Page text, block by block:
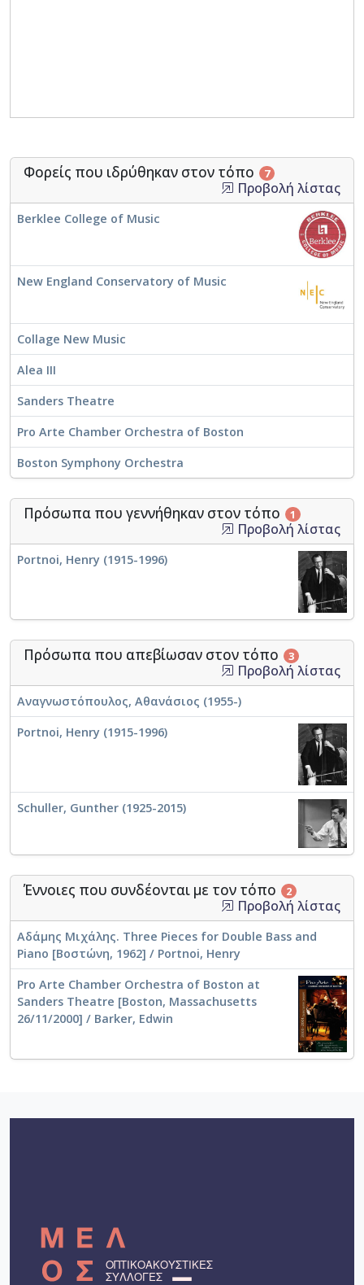
Φορείς που ιδρύθηκαν στον τόπο 7
Προβολή λίστας
Berklee College of Music
New England Conservatory of Music
Collage New Music
Alea III
Sanders Theatre
Pro Arte Chamber Orchestra of Boston
Boston Symphony Orchestra
Πρόσωπα που γεννήθηκαν στον τόπο 1
Προβολή λίστας
Portnoi, Henry (1915-1996)
Πρόσωπα που απεβίωσαν στον τόπο 3
Προβολή λίστας
Αναγνωστόπουλος, Αθανάσιος (1955-)
Portnoi, Henry (1915-1996)
Schuller, Gunther (1925-2015)
Έννοιες που συνδέονται με τον τόπο 2
Προβολή λίστας
Αδάμης Μιχάλης. Three Pieces for Double Bass and
Piano [Βοστώνη, 1962] / Portnoi, Henry
Pro Arte Chamber Orchestra of Boston at
Sanders Theatre [Boston, Massachusetts
26/11/2000] / Barker, Edwin